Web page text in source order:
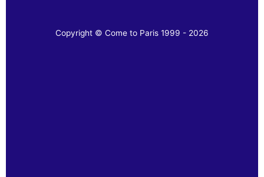
Copyright © Come to Paris 1999 - 2026